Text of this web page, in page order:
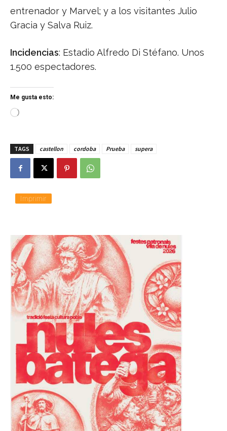
entrenador y Marvel; y a los visitantes Julio
Gracia y Salva Ruiz.
Incidencias: Estadio Alfredo Di Stéfano. Unos
1.500 espectadores.
Me gusta esto:
C
a
n
d
o
TAGS castellon cordoba Prueba supera
Imprimir